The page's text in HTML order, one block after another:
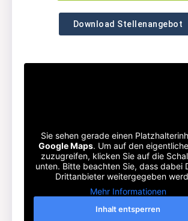
Download Stellenangebot
Sie sehen gerade einen
Google Maps. Um auf den
zuzugreifen, klicken Sie auf die
unten. Bitte beachten Sie, dass dabei
Drittanbieter weitergegeben
Mehr Informationen
Inhalt entsperren